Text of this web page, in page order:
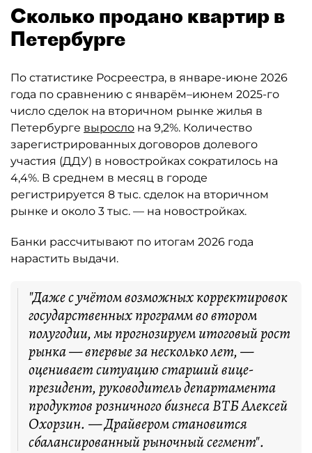
Сколько продано квартир в
Петербурге
По статистике Росреестра, в январе-июне 2026
года по сравнению с январём–июнем 2025-го
число сделок на вторичном рынке жилья в
Петербурге выросло на 9,2%. Количество
зарегистрированных договоров долевого
участия (ДДУ) в новостройках сократилось на
4,4%. В среднем в месяц в городе
регистрируется 8 тыс. сделок на вторичном
рынке и около 3 тыс. — на новостройках.
Банки рассчитывают по итогам 2026 года
нарастить выдачи.
"Даже с учётом возможных корректировок
государственных программ во втором
полугодии, мы прогнозируем итоговый рост
рынка — впервые за несколько лет, —
оценивает ситуацию старший вице-
президент, руководитель департамента
продуктов розничного бизнеса ВТБ Алексей
Охорзин. — Драйвером становится
сбалансированный рыночный сегмент".